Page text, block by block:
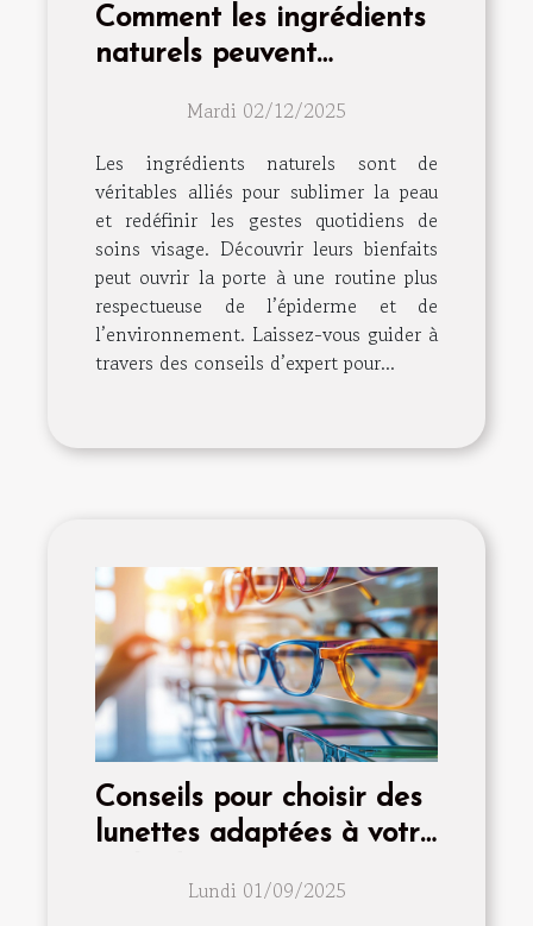
Comment les ingrédients
naturels peuvent
de soins visage
Mardi 02/12/2025
Les ingrédients naturels sont de
véritables alliés pour sublimer la peau
et redéfinir les gestes quotidiens de
soins visage. Découvrir leurs bienfaits
peut ouvrir la porte à une routine plus
respectueuse de l’épiderme et de
l’environnement. Laissez-vous guider à
travers des conseils d’expert pour...
Conseils pour choisir des
lunettes adaptées à votre
Lundi 01/09/2025